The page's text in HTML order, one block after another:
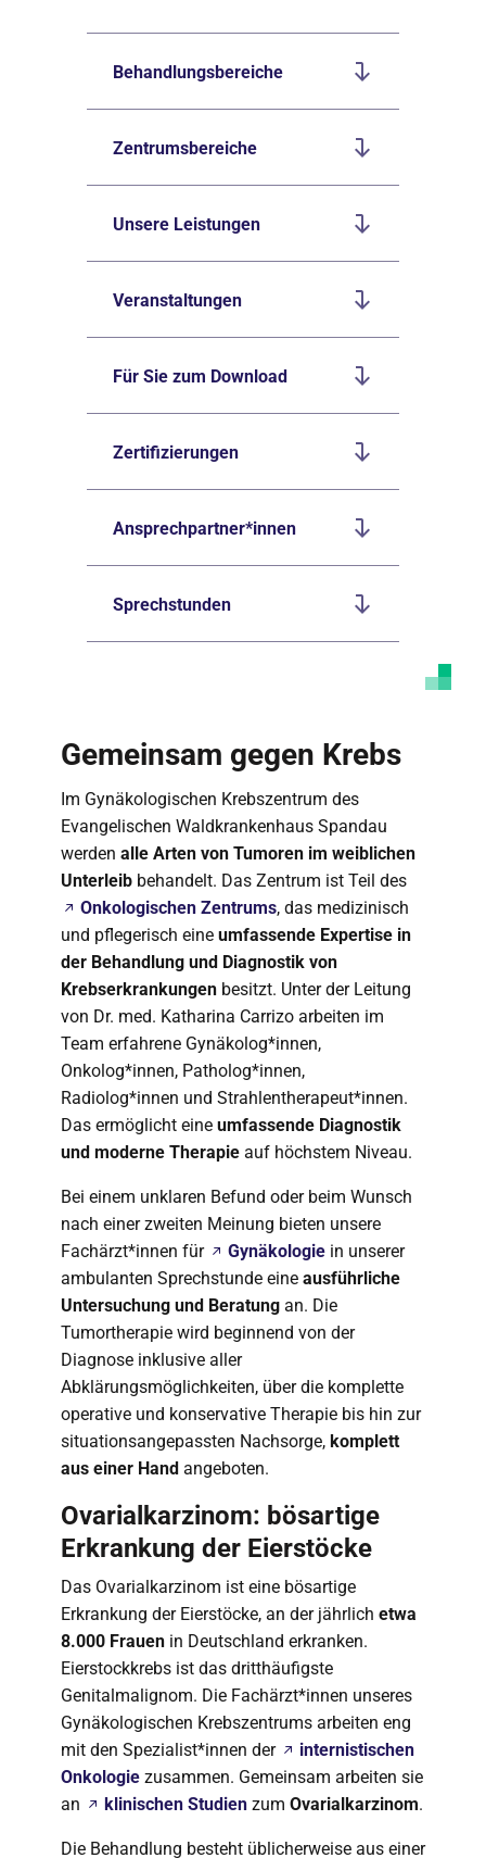
Behandlungsbereiche
Zentrumsbereiche
Unsere Leistungen
Veranstaltungen
Für Sie zum Download
Zertifizierungen
Ansprechpartner*innen
Sprechstunden
Gemeinsam gegen Krebs
Im Gynäkologischen Krebszentrum des
Evangelischen Waldkrankenhaus Spandau
werden alle Arten von Tumoren im weiblichen
Unterleib behandelt. Das Zentrum ist Teil des
Onkologischen Zentrums, das medizinisch
und pflegerisch eine umfassende Expertise in
der Behandlung und Diagnostik von
Krebserkrankungen besitzt. Unter der Leitung
von Dr. med. Katharina Carrizo arbeiten im
Team erfahrene Gynäkolog*innen,
Onkolog*innen, Patholog*innen,
Radiolog*innen und Strahlentherapeut*innen.
Das ermöglicht eine umfassende Diagnostik
und moderne Therapie auf höchstem Niveau.
Bei einem unklaren Befund oder beim Wunsch
nach einer zweiten Meinung bieten unsere
Fachärzt*innen für
Gynäkologie in unserer
ambulanten Sprechstunde eine ausführliche
Untersuchung und Beratung an. Die
Tumortherapie wird beginnend von der
Diagnose inklusive aller
Abklärungsmöglichkeiten, über die komplette
operative und konservative Therapie bis hin zur
situationsangepassten Nachsorge, komplett
aus einer Hand angeboten.
Ovarialkarzinom: bösartige
Erkrankung der Eierstöcke
Das Ovarialkarzinom ist eine bösartige
Erkrankung der Eierstöcke, an der jährlich etwa
8.000 Frauen in Deutschland erkranken.
Eierstockkrebs ist das dritthäufigste
Genitalmalignom. Die Fachärzt*innen unseres
Gynäkologischen Krebszentrums arbeiten eng
mit den Spezialist*innen der
internistischen
Onkologie zusammen. Gemeinsam arbeiten sie
an
klinischen Studien zum Ovarialkarzinom.
Die Behandlung besteht üblicherweise aus einer